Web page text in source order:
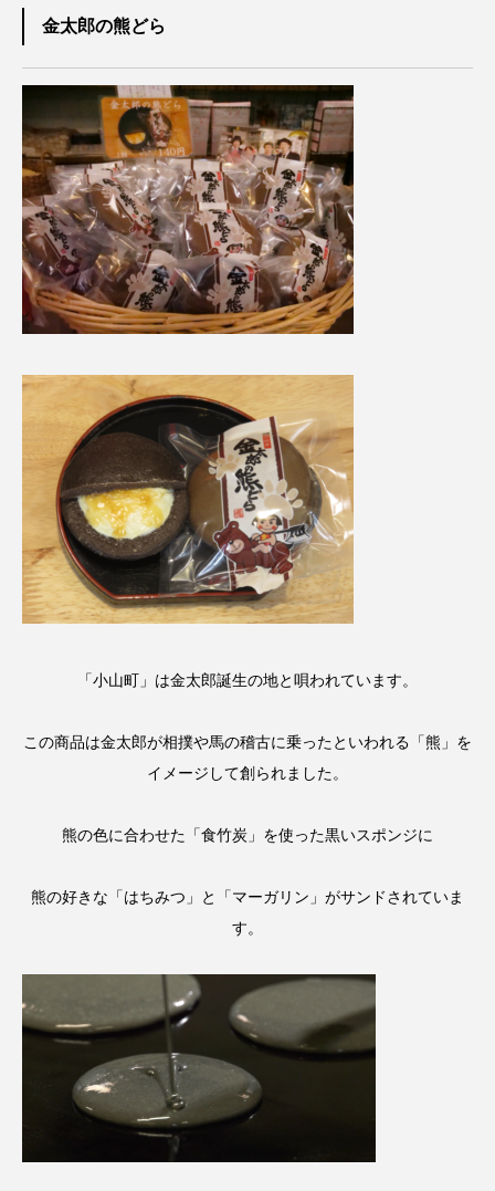
金太郎の熊どら
「小山町」は金太郎誕生の地と唄われています。
この商品は金太郎が相撲や馬の稽古に乗ったといわれる「熊」を
イメージして創られました。
熊の色に合わせた「食竹炭」を使った黒いスポンジに
熊の好きな「はちみつ」と「マーガリン」がサンドされていま
す。